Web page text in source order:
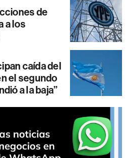
de
a los
caída del
el segundo
a la baja”